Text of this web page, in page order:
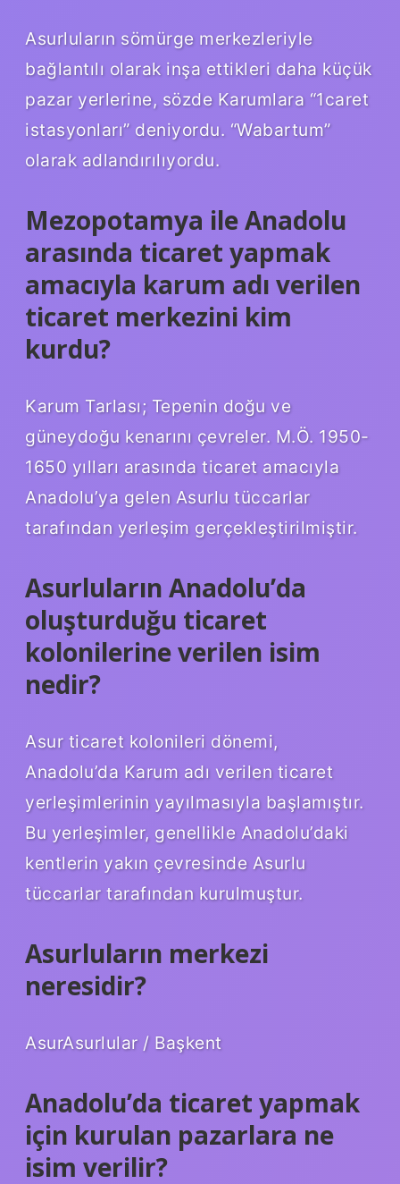
Asurluların sömürge merkezleriyle
bağlantılı olarak inşa ettikleri daha küçük
pazar yerlerine, sözde Karumlara “1caret
istasyonları” deniyordu. “Wabartum”
olarak adlandırılıyordu.
Mezopotamya ile Anadolu
arasında ticaret yapmak
amacıyla karum adı verilen
ticaret merkezini kim
kurdu?
Karum Tarlası; Tepenin doğu ve
güneydoğu kenarını çevreler. M.Ö. 1950-
1650 yılları arasında ticaret amacıyla
Anadolu’ya gelen Asurlu tüccarlar
tarafından yerleşim gerçekleştirilmiştir.
Asurluların Anadolu’da
oluşturduğu ticaret
kolonilerine verilen isim
nedir?
Asur ticaret kolonileri dönemi,
Anadolu’da Karum adı verilen ticaret
yerleşimlerinin yayılmasıyla başlamıştır.
Bu yerleşimler, genellikle Anadolu’daki
kentlerin yakın çevresinde Asurlu
tüccarlar tarafından kurulmuştur.
Asurluların merkezi
neresidir?
AsurAsurlular / Başkent
Anadolu’da ticaret yapmak
için kurulan pazarlara ne
isim verilir?